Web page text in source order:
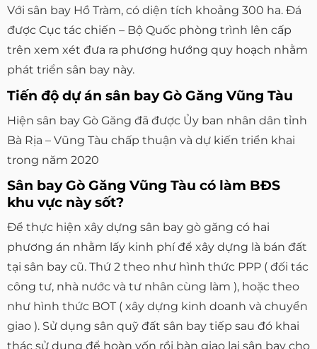
Với sân bay Hồ Tràm, có diện tích khoảng 300 ha. Đá
được Cục tác chiến – Bộ Quốc phòng trình lên cấp
trên xem xét đưa ra phương hướng quy hoạch nhằm
phát triển sân bay này.
Tiến độ dự án sân bay Gò Găng Vũng Tàu
Hiện sân bay Gò Găng đã được Ủy ban nhân dân tỉnh
Bà Rịa – Vũng Tàu chấp thuận và dự kiến triển khai
trong năm 2020
Sân bay Gò Găng Vũng Tàu có làm BĐS
khu vực này sốt?
Để thực hiện xây dựng sân bay gò găng có hai
phương án nhằm lấy kinh phí để xây dựng là bán đất
tại sân bay cũ. Thứ 2 theo như hình thức PPP ( đối tác
công tư, nhà nước và tư nhân cùng làm ), hoặc theo
như hình thức BOT ( xây dựng kinh doanh và chuyển
giao ). Sử dụng sân quỹ đất sân bay tiếp sau đó khai
thác sử dụng để hoàn vốn rồi bàn giao lại sân bay cho